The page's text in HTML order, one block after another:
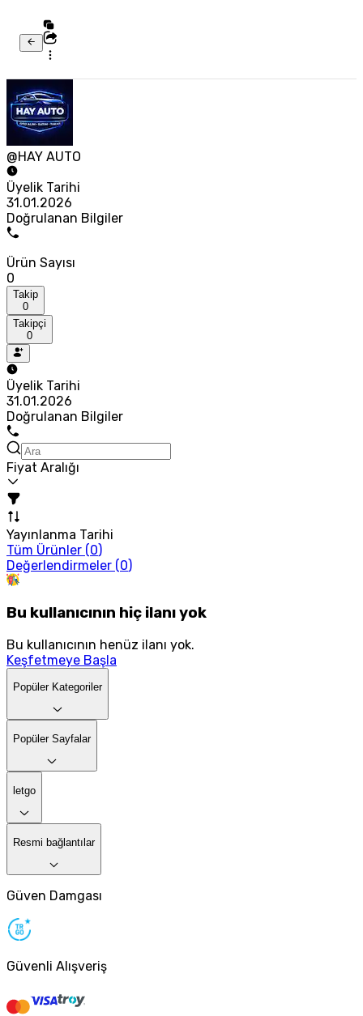
@HAY AUTO
Üyelik Tarihi
31.01.2026
Doğrulanan Bilgiler
Ürün Sayısı
0
Takip
0
Takipçi
0
Üyelik Tarihi
31.01.2026
Doğrulanan Bilgiler
Fiyat Aralığı
Yayınlanma Tarihi
Tüm Ürünler (0)
Değerlendirmeler (0)
Bu kullanıcının hiç ilanı yok
Bu kullanıcının henüz ilanı yok.
Keşfetmeye Başla
Popüler Kategoriler
Popüler Sayfalar
letgo
Resmi bağlantılar
Güven Damgası
Güvenli Alışveriş